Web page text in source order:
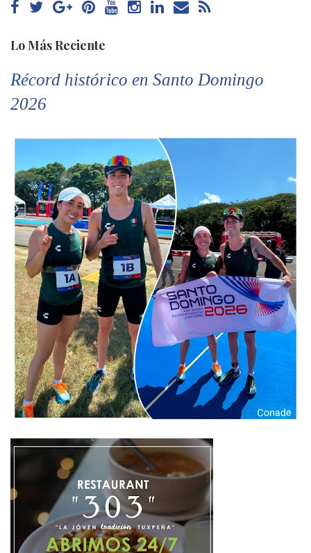
Lo Más Reciente
Récord histórico en Santo Domingo
2026